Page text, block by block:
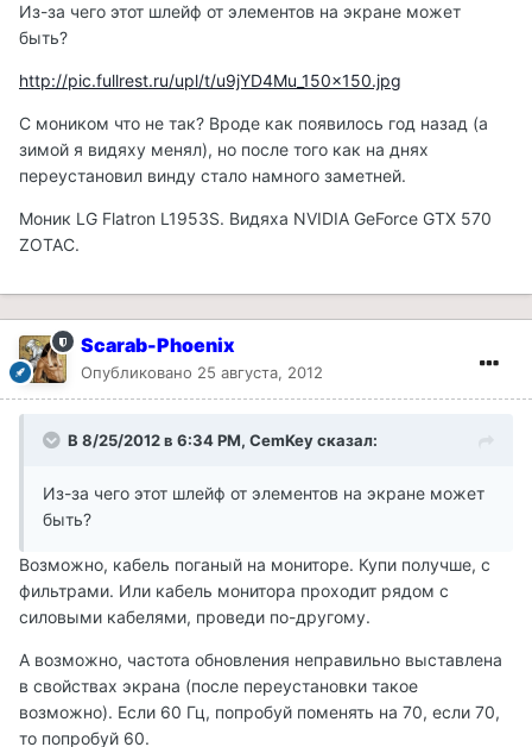
Из-за чего этот шлейф от элементов на экране может
быть?
http://pic.fullrest.ru/upl/t/u9jYD4Mu_150x150.jpg
С моником что не так? Вроде как появилось год назад (а
зимой я видяху менял), но после того как на днях
переустановил винду стало намного заметней.
Моник LG Flatron L1953S. Видяха NVIDIA GeForce GTX 570
ZOTAC.
Scarab-Phoenix
Опубликовано 25 августа, 2012
В 8/25/2012 в 6:34 PM, CemKey сказал:
Из-за чего этот шлейф от элементов на экране может
быть?
Возможно, кабель поганый на мониторе. Купи получше, с
фильтрами. Или кабель монитора проходит рядом с
силовыми кабелями, проведи по-другому.
А возможно, частота обновления неправильно выставлена
в свойствах экрана (после переустановки такое
возможно). Если 60 Гц, попробуй поменять на 70, если 70,
то попробуй 60.